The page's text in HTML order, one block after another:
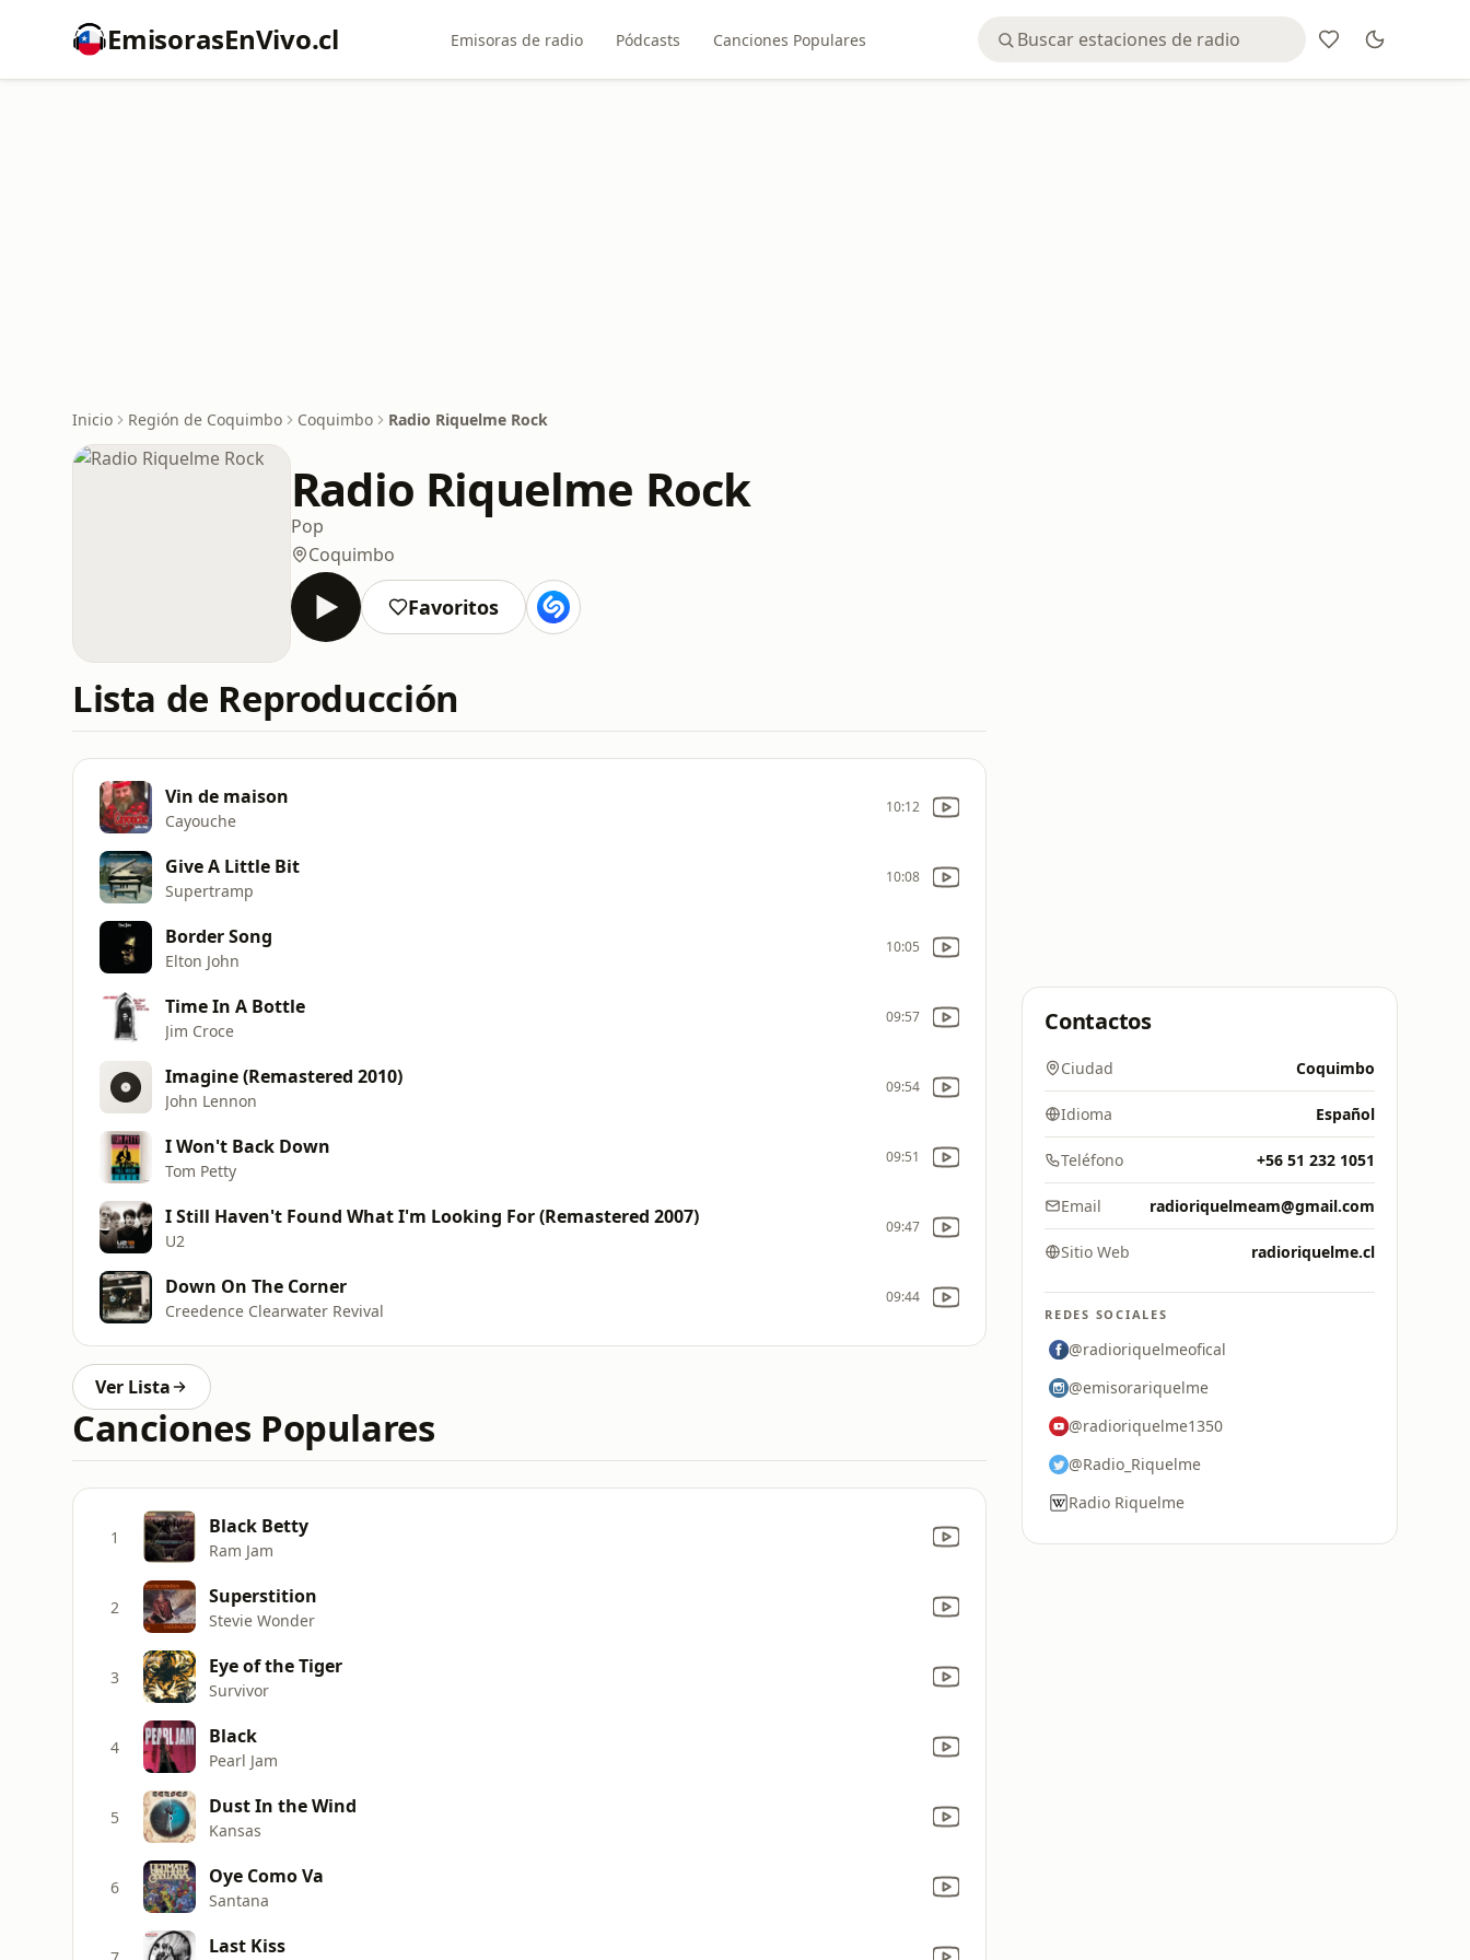
EmisorasEnVivo.cl Emisoras de radio Pódcasts Canciones Populares
Inicio Región de Coquimbo Coquimbo Radio Riquelme Rock
Radio Riquelme Rock
Pop
Coquimbo
Favoritos
Lista de Reproducción
Vin de maison
Cayouche
10:12
Give A Little Bit
Supertramp
10:08
Border Song
Elton John
10:05
Time In A Bottle
Jim Croce
09:57
Imagine (Remastered 2010)
John Lennon
09:54
I Won't Back Down
Tom Petty
09:51
I Still Haven't Found What I'm Looking For (Remastered 2007)
U2
09:47
Down On The Corner
Creedence Clearwater Revival
09:44
Ver Lista
Canciones Populares
1 Black Betty
Ram Jam
2 Superstition
Stevie Wonder
3 Eye of the Tiger
Survivor
4 Black
Pearl Jam
5 Dust In the Wind
Kansas
6 Oye Como Va
Santana
Last Kiss
Contactos
Ciudad Coquimbo
Idioma Español
Teléfono +56 51 232 1051
Email radioriquelmeam@gmail.com
Sitio Web radioriquelme.cl
REDES SOCIALES
@radioriquelmeofical
@emisorariquelme
@radioriquelme1350
@Radio_Riquelme
Radio Riquelme